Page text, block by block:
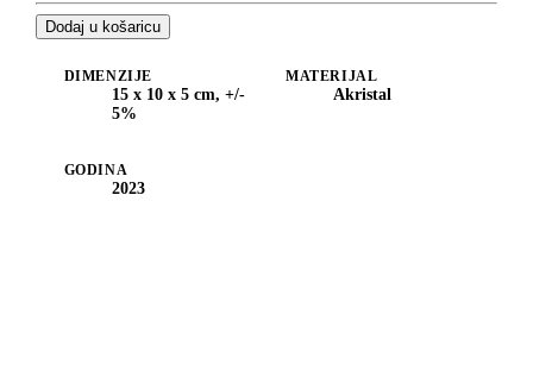
Dodaj u košaricu
DIMENZIJE
15 x 10 x 5 cm, +/-
5%
MATERIJAL
Akristal
GODINA
2023